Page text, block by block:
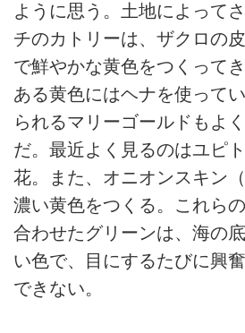
ように思う。土地によって
チのカトリーは、ザクロの
で鮮やかな黄色をつくって
ある黄色にはヘナを使って
られるマリーゴールドもよ
だ。最近よく見るのはユピ
花。また、オニオンスキン
濃い黄色をつくる。これら
合わせたグリーンは、海の
い色で、目にするたびに興
できない。